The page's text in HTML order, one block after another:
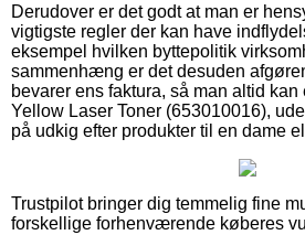
Derudover er det godt at man er
vigtigste regler der kan have
eksempel hvilken byttepolitik
sammenhæng er det desuden
bevarer ens faktura, så man altid
Yellow Laser Toner (653010016),
på udkig efter produkter til en dame
Trustpilot bringer dig temmelig fine
forskellige forhenværende køberes